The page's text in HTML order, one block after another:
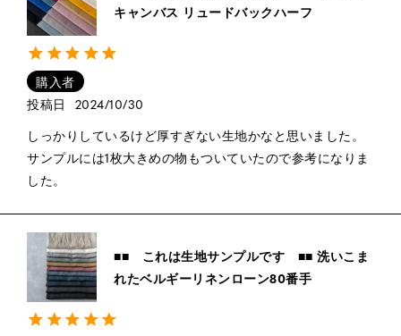
キャンバス リュードバックハーフ
購入者
投稿日
2024/10/30
しっかりしているけど厚すぎない生地かなと思いました。
サンプルには1枚大きめの物もついていたので参考になりま
した。
■■ これは生地サンプルです ■■ 洗いこま
れたベルギーリネンローン80番手